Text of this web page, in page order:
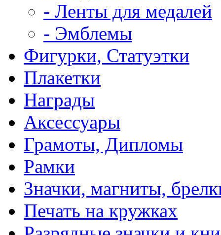
- Ленты для медалей
- Эмблемы
Фигурки, Статуэтки
Плакетки
Награды
Аксессуары
Грамоты, Дипломы
Рамки
Значки, магниты,
Печать на кружках